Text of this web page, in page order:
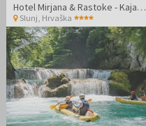
Hotel Mirjana & Rastoke - Kajakaštvo po čudoviti reki Mrežnici
Slunj, Hrvaška